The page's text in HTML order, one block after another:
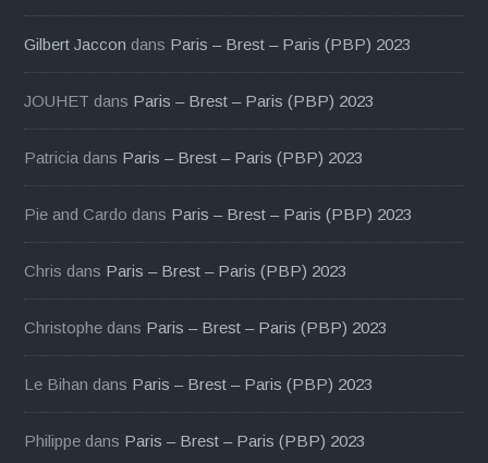
Gilbert Jaccon dans Paris – Brest – Paris (PBP) 2023
JOUHET dans Paris – Brest – Paris (PBP) 2023
Patricia dans Paris – Brest – Paris (PBP) 2023
Pie and Cardo dans Paris – Brest – Paris (PBP) 2023
Chris dans Paris – Brest – Paris (PBP) 2023
Christophe dans Paris – Brest – Paris (PBP) 2023
Le Bihan dans Paris – Brest – Paris (PBP) 2023
Philippe dans Paris – Brest – Paris (PBP) 2023